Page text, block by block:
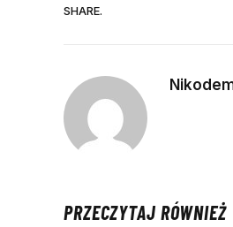
SHARE.
PRZECZYTAJ RÓWNIEŻ